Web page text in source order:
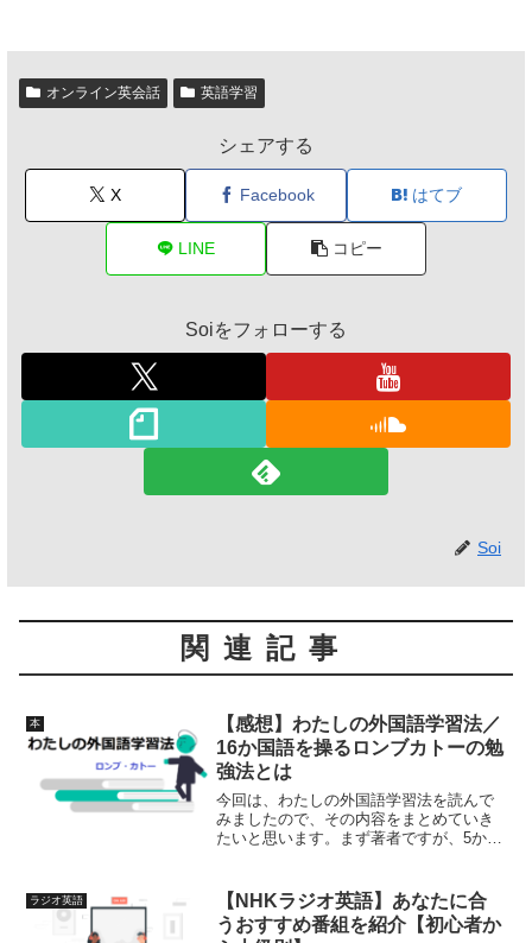
オンライン英会話 英語学習
シェアする
X Facebook はてブ
LINE コピー
Soiをフォローする
Soi
関連記事
本
【感想】わたしの外国語学習法／
16か国語を操るロンブカトーの勉
強法とは
今回は、わたしの外国語学習法を読んで
みましたので、その内容をまとめていき
たいと思います。まず著者ですが、5か国
ツイートをしました。英語を勉強したい
けど、どんな方法で...
ラジオ英語
【NHKラジオ英語】あなたに合
うおすすめ番組を紹介【初心者か